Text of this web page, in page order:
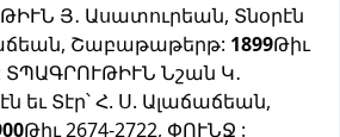
Յ․ Ասատուրեան, Տնօրէն
Շաբաթաթերթ: 1899Թիւ
ՏՊԱԳՐՈՒԹԻՒՆ Նշան Կ․
եւ Տէր՝ Հ. Ս. Ալաճաճեան,
Թիւ 2674-2722, ՓՈՒՆՋ :